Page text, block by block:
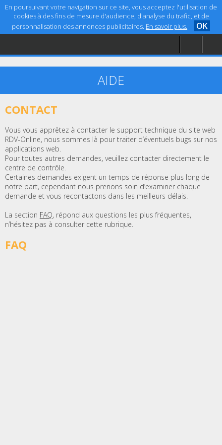
En poursuivant votre navigation sur ce site, vous acceptez l'utilisation de
cookies à des fins de mesure d'audience, d'analyse du trafic, et de
personnalisation des annonces publicitaires. En savoir plus. OK
Accueil
Aide
AIDE
CONTACT
Vous vous apprêtez à contacter le support technique du site web
RDV-Online, nous sommes là pour traiter d’éventuels bugs sur nos
applications web.
Pour toutes autres demandes, veuillez contacter directement le
centre de contrôle.
Certaines demandes exigent un temps de réponse plus long de
notre part, cependant nous prenons soin d’examiner chaque
demande et vous recontactons dans les meilleurs délais.
La section FAQ, répond aux questions les plus fréquentes,
n’hésitez pas à consulter cette rubrique.
FAQ